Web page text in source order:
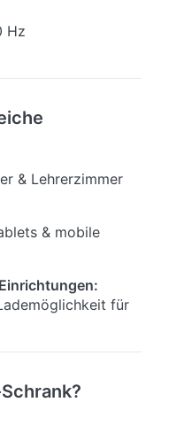
Hz
& Lehrerzimmer
& mobile
für